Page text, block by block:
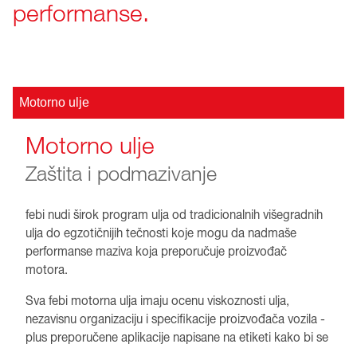
performanse.
Motorno ulje
Motorno ulje
Zaštita i podmazivanje
febi nudi širok program ulja od tradicionalnih višegradnih
ulja do egzotičnijih tečnosti koje mogu da nadmaše
performanse maziva koja preporučuje proizvođač
motora.
Sva febi motorna ulja imaju ocenu viskoznosti ulja,
nezavisnu organizaciju i specifikacije proizvođača vozila -
plus preporučene aplikacije napisane na etiketi kako bi se